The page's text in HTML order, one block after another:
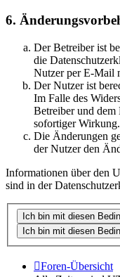
6.
Der Betreiber ist
die
Nutzer per E-Mail
Der Nutzer ist
Im Falle des
Betreiber und dem
sofortiger Wirkung.
Die Änderungen
der Nutzer den
Informationen über den
sind in der
Foren-Übersicht